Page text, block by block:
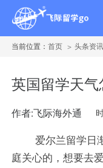
当前位置：首页 头条资讯
英国留学天气
作者:飞际海外通
爱尔兰留学日渐
庭关心的，想要去